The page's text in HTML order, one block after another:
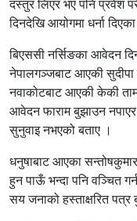
दस्तुर लिएर भए पनि प्रवेश
दिनदेखि आयोगमा धर्ना
बिएससी नर्सिङका आवेदन
नेपालगञ्जबाट आएकी सुदीपा
नवाकोटबाट आएकी केकी
आवेदन फाराम बुझाउन नपाएर
सुनुवाइ नभएको बताए ।
धनुषाबाट आएका सन्तोषकुमार
हुन पाऊँ भन्दा पनि वञ्चित
सय जनाको हस्ताक्षरित पत्र